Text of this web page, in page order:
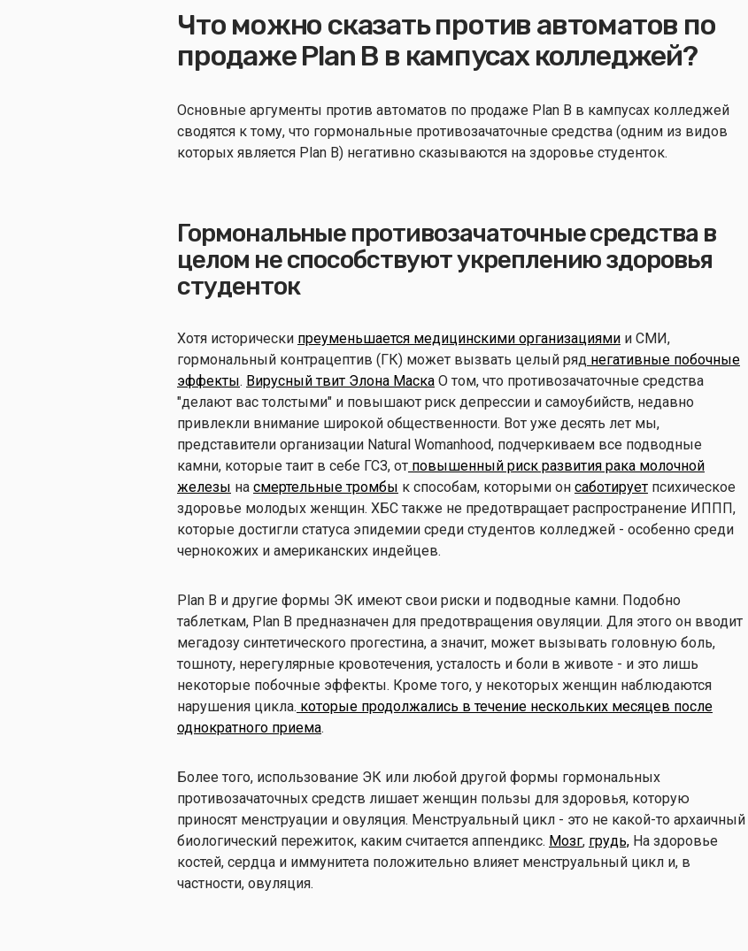
Что можно сказать против автоматов по
продаже Plan B в кампусах колледжей?
Основные аргументы против автоматов по продаже Plan B в кампусах колледжей
сводятся к тому, что гормональные противозачаточные средства (одним из видов
которых является Plan B) негативно сказываются на здоровье студенток.
Гормональные противозачаточные средства в
целом не способствуют укреплению здоровья
студенток
Хотя исторически преуменьшается медицинскими организациями и СМИ,
гормональный контрацептив (ГК) может вызвать целый ряд негативные побочные
эффекты. Вирусный твит Элона Маска О том, что противозачаточные средства
"делают вас толстыми" и повышают риск депрессии и самоубийств, недавно
привлекли внимание широкой общественности. Вот уже десять лет мы,
представители организации Natural Womanhood, подчеркиваем все подводные
камни, которые таит в себе ГСЗ, от повышенный риск развития рака молочной
железы на смертельные тромбы к способам, которыми он саботирует психическое
здоровье молодых женщин. ХБС также не предотвращает распространение ИППП,
которые достигли статуса эпидемии среди студентов колледжей - особенно среди
чернокожих и американских индейцев.
Plan B и другие формы ЭК имеют свои риски и подводные камни. Подобно
таблеткам, Plan B предназначен для предотвращения овуляции. Для этого он вводит
мегадозу синтетического прогестина, а значит, может вызывать головную боль,
тошноту, нерегулярные кровотечения, усталость и боли в животе - и это лишь
некоторые побочные эффекты. Кроме того, у некоторых женщин наблюдаются
нарушения цикла. которые продолжались в течение нескольких месяцев после
однократного приема.
Более того, использование ЭК или любой другой формы гормональных
противозачаточных средств лишает женщин пользы для здоровья, которую
приносят менструации и овуляция. Менструальный цикл - это не какой-то архаичный
биологический пережиток, каким считается аппендикс. Мозг, грудь, На здоровье
костей, сердца и иммунитета положительно влияет менструальный цикл и, в
частности, овуляция.